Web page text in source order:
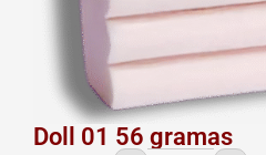
Doll 01 56 gramas